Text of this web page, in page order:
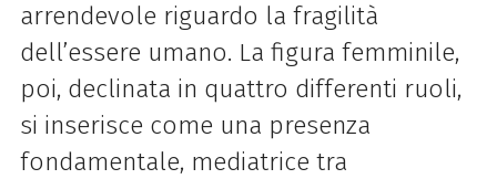
arrendevole riguardo la fragilità
dell’essere umano. La figura femminile,
poi, declinata in quattro differenti ruoli,
si inserisce come una presenza
fondamentale, mediatrice tra